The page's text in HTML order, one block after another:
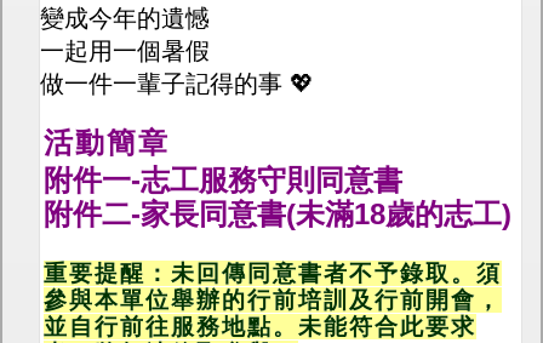
變成今年的遺憾
一起用一個暑假
做一件一輩子記得的事 💖
活動簡章
附件一-志工服務守則同意書
附件二-家長同意書(未滿18歲的志工)
重要提醒：未回傳同意書者不予錄取 。須
參與本單位舉辦的行前培訓及行前開會，
並自行前往服務地點。未能符合此要求